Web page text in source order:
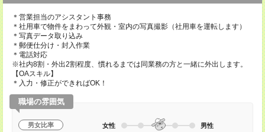
＊営業担当のアシスタント事務
＊社用車で物件をまわって外観・室内の写真撮影（社用車を運転します）
＊写真データ取り込み
＊郵便仕分け・封入作業
＊電話対応
※社内8割・外出2割程度、慣れるまでは同業務の方と一緒に外出します。
【OAスキル】
＊入力・修正ができればOK！
職場の雰囲気
男女比率 女性 男性